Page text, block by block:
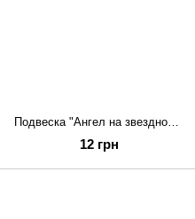
Подвеска "Ангел на звездной дорожке" (Подвеска "Ангел на)
12 грн